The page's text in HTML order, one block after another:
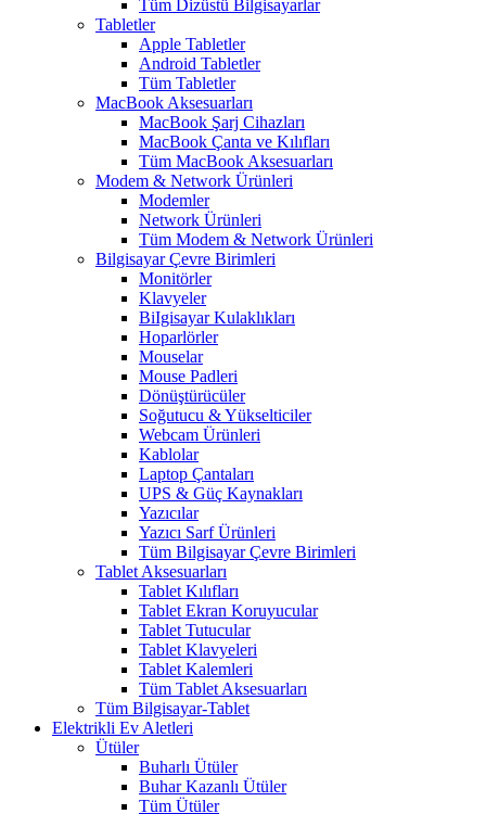
Tüm Dizüstü Bilgisayarlar
Tabletler
Apple Tabletler
Android Tabletler
Tüm Tabletler
MacBook Aksesuarları
MacBook Şarj Cihazları
MacBook Çanta ve Kılıfları
Tüm MacBook Aksesuarları
Modem & Network Ürünleri
Modemler
Network Ürünleri
Tüm Modem & Network Ürünleri
Bilgisayar Çevre Birimleri
Monitörler
Klavyeler
BiIgisayar Kulaklıkları
Hoparlörler
Mouselar
Mouse Padleri
Dönüştürücüler
Soğutucu & Yükselticiler
Webcam Ürünleri
Kablolar
Laptop Çantaları
UPS & Güç Kaynakları
Yazıcılar
Yazıcı Sarf Ürünleri
Tüm Bilgisayar Çevre Birimleri
Tablet Aksesuarları
Tablet Kılıfları
Tablet Ekran Koruyucular
Tablet Tutucular
Tablet Klavyeleri
Tablet Kalemleri
Tüm Tablet Aksesuarları
Tüm Bilgisayar-Tablet
Elektrikli Ev Aletleri
Ütüler
Buharlı Ütüler
Buhar Kazanlı Ütüler
Tüm Ütüler